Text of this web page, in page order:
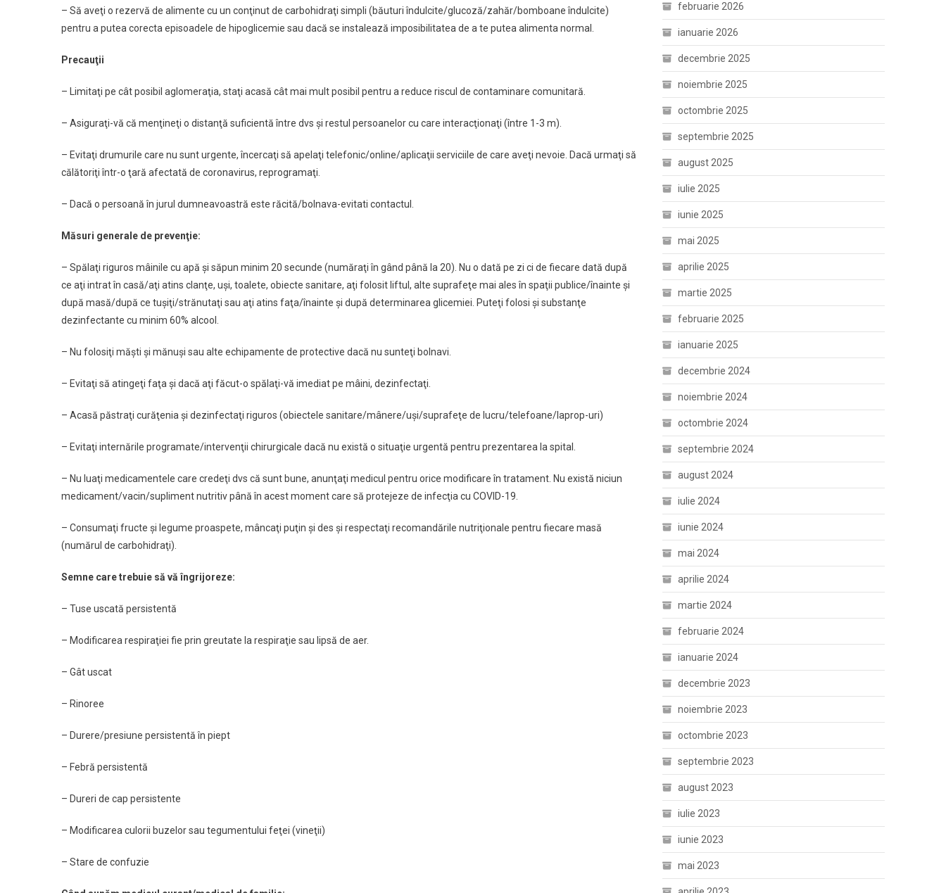
– Să aveţi o rezervă de alimente cu un conţinut de carbohidraţi simpli (băuturi îndulcite/glucoză/zahăr/bomboane îndulcite)
pentru a putea corecta episoadele de hipoglicemie sau dacă se instalează imposibilitatea de a te putea alimenta normal.
Precauţii
– Limitaţi pe cât posibil aglomeraţia, staţi acasă cât mai mult posibil pentru a reduce riscul de contaminare comunitară.
– Asiguraţi-vă că menţineţi o distanţă suficientă între dvs şi restul persoanelor cu care interacţionaţi (între 1-3 m).
– Evitaţi drumurile care nu sunt urgente, încercaţi să apelaţi telefonic/online/aplicaţii serviciile de care aveţi nevoie. Dacă urmaţi să
călătoriţi într-o ţară afectată de coronavirus, reprogramaţi.
– Dacă o persoană în jurul dumneavoastră este răcită/bolnava-evitati contactul.
Măsuri generale de prevenţie:
– Spălaţi riguros mâinile cu apă şi săpun minim 20 secunde (număraţi în gând până la 20). Nu o dată pe zi ci de fiecare dată după
ce aţi intrat în casă/aţi atins clanţe, uşi, toalete, obiecte sanitare, aţi folosit liftul, alte suprafeţe mai ales în spaţii publice/înainte şi
după masă/după ce tuşiţi/strănutaţi sau aţi atins faţa/înainte şi după determinarea glicemiei. Puteţi folosi şi substanţe
dezinfectante cu minim 60% alcool.
– Nu folosiţi măşti şi mănuşi sau alte echipamente de protective dacă nu sunteţi bolnavi.
– Evitaţi să atingeţi faţa şi dacă aţi făcut-o spălaţi-vă imediat pe mâini, dezinfectaţi.
– Acasă păstraţi curăţenia şi dezinfectaţi riguros (obiectele sanitare/mânere/uşi/suprafeţe de lucru/telefoane/laprop-uri)
– Evitaţi internările programate/intervenţii chirurgicale dacă nu există o situaţie urgentă pentru prezentarea la spital.
– Nu luaţi medicamentele care credeţi dvs că sunt bune, anunţaţi medicul pentru orice modificare în tratament. Nu există niciun
medicament/vacin/supliment nutritiv până în acest moment care să protejeze de infecţia cu COVID-19.
– Consumaţi fructe şi legume proaspete, mâncaţi puţin şi des şi respectaţi recomandările nutriţionale pentru fiecare masă
(numărul de carbohidraţi).
Semne care trebuie să vă îngrijoreze:
– Tuse uscată persistentă
– Modificarea respiraţiei fie prin greutate la respiraţie sau lipsă de aer.
– Gât uscat
– Rinoree
– Durere/presiune persistentă în piept
– Febră persistentă
– Dureri de cap persistente
– Modificarea culorii buzelor sau tegumentului feţei (vineţii)
– Stare de confuzie
februarie 2026
ianuarie 2026
decembrie 2025
noiembrie 2025
octombrie 2025
septembrie 2025
august 2025
iulie 2025
iunie 2025
mai 2025
aprilie 2025
martie 2025
februarie 2025
ianuarie 2025
decembrie 2024
noiembrie 2024
octombrie 2024
septembrie 2024
august 2024
iulie 2024
iunie 2024
mai 2024
aprilie 2024
martie 2024
februarie 2024
ianuarie 2024
decembrie 2023
noiembrie 2023
octombrie 2023
septembrie 2023
august 2023
iulie 2023
iunie 2023
mai 2023